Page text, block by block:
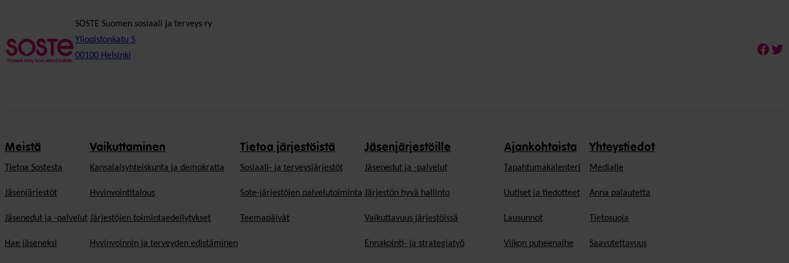
SOSTE Suomen sosiaali ja terveys ry
Yliopistonkatu 5
00100 Helsinki
Meistä
Tietoa Sostesta
Jäsenjärjestöt
Jäsenedut ja -palvelut
Hae jäseneksi
Vaikuttaminen
Kansalaisyhteiskunta ja demokratia
Hyvinvointitalous
Järjestöjen toimintaedellytykset
Hyvinvoinnin ja terveyden edistäminen
Tietoa järjestöistä
Sosiaali- ja terveysjärjestöt
Sote-järjestöjen palvelutoiminta
Teemapäivät
Jäsenjärjestöille
Jäsen­edut ja -palvelut
Järjestön hyvä hallinto
Vaikuttavuus järjestöissä
Ennakointi- ja strategiatyö
Ajankohtaista
Tapahtumakalenteri
Uutiset ja tiedotteet
Lausunnot
Viikon puheenaihe
Yhteystiedot
Medialle
Anna palautetta
Tietosuoja
Saavutettavuus